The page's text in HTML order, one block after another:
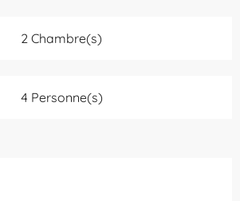
2 Chambre(s)
4 Personne(s)